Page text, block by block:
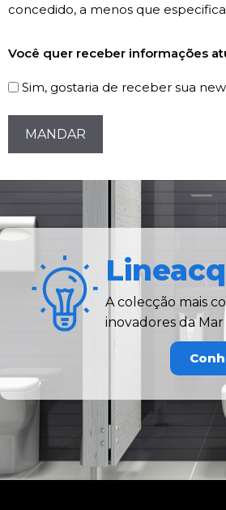
concedido, a menos que
de
Newsletter
Você quer receber informações
Sim, gostaria de receber sua
CAPTCHA
A colecção mais
inovadores da